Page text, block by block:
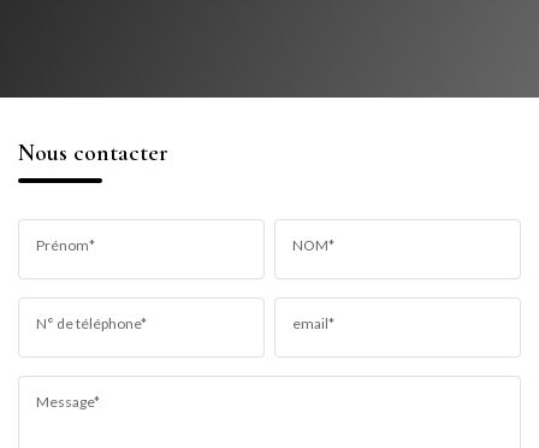
Nous contacter
Prénom* NOM*
N° de téléphone* email*
Message*